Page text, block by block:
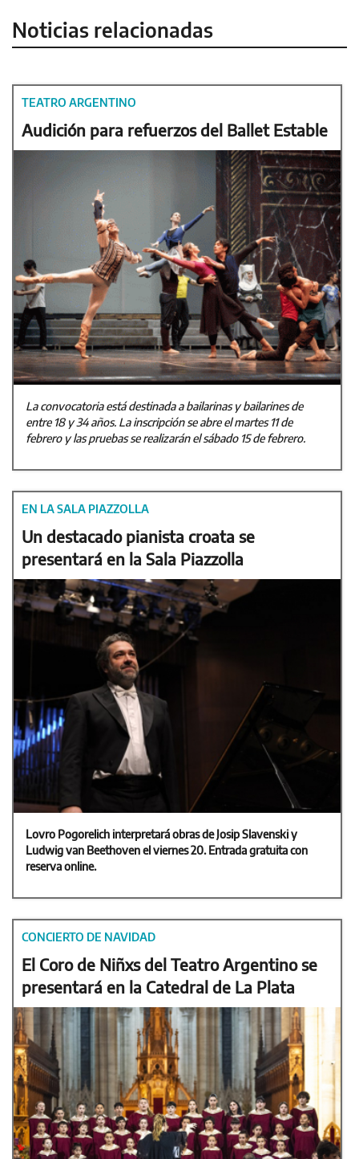
Noticias relacionadas
TEATRO ARGENTINO
Audición para refuerzos del Ballet Estable
La convocatoria está destinada a bailarinas y bailarines de
entre 18 y 34 años. La inscripción se abre el martes 11 de
febrero y las pruebas se realizarán el sábado 15 de febrero.
EN LA SALA PIAZZOLLA
Un destacado pianista croata se
presentará en la Sala Piazzolla
Lovro Pogorelich interpretará obras de Josip Slavenski y
Ludwig van Beethoven el viernes 20. Entrada gratuita con
reserva online.
CONCIERTO DE NAVIDAD
El Coro de Niñxs del Teatro Argentino se
presentará en la Catedral de La Plata